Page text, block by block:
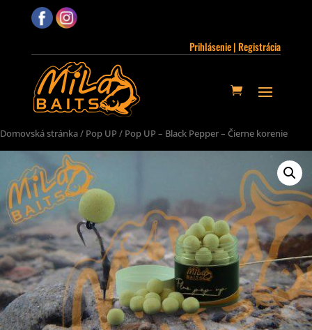
Prihlásenie | Registrácia
Domovská stránka/ Pop UP / Pop UP – Black Pepper – Čierne korenie